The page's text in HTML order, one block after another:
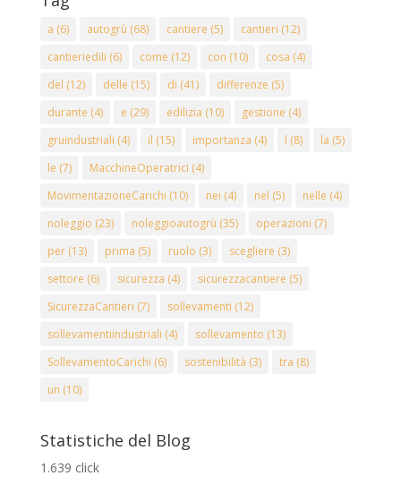
a (6) autogrù (68) cantiere (5) cantieri (12)
cantieriedili (6) come (12) con (10) cosa (4)
del (12) delle (15) di (41) differenze (5)
durante (4) e (29) edilizia (10) gestione (4)
gruindustriali (4) il (15) importanza (4) l (8) la (5)
le (7) MacchineOperatrici (4)
MovimentazioneCarichi (10) nei (4) nel (5) nelle (4)
noleggio (23) noleggioautogrù (35) operazioni (7)
per(13) prima (5) ruolo (3) scegliere (3)
settore (6) sicurezza (4) sicurezzacantiere (5)
SicurezzaCantieri (7) sollevamenti (12)
sollevamentiindustriali (4) sollevamento (13)
SollevamentoCarichi (6) sostenibilità (3) tra (8)
un (10)
Statistiche del Blog
1.639 click